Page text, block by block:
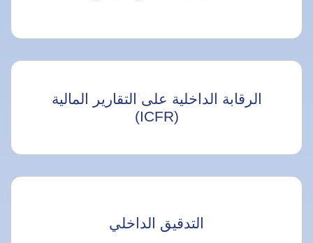
الرقابة الداخلية على التقارير المالية
(ICFR)
التدقيق الداخلي